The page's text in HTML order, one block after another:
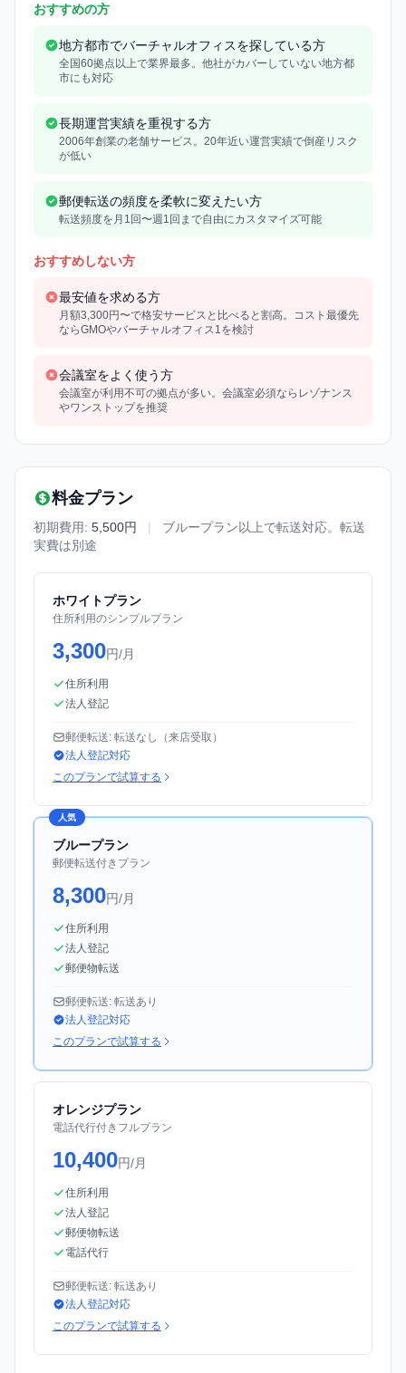
おすすめの方
地方都市でバーチャルオフィスを探している方
全国60拠点以上で業界最多。他社がカバーしていない地方都
市にも対応
長期運営実績を重視する方
2006年創業の老舗サービス。20年近い運営実績で倒産リスク
が低い
郵便転送の頻度を柔軟に変えたい方
転送頻度を月1回〜週1回まで自由にカスタマイズ可能
おすすめしない方
最安値を求める方
月額3,300円〜で格安サービスと比べると割高。コスト最優先
ならGMOやバーチャルオフィス1を検討
会議室をよく使う方
会議室が利用不可の拠点が多い。会議室必須ならレゾナンス
やワンストップを推奨
料金プラン
初期費用: 5,500円 |
ブループラン以上で転送対応。転送
実費は別途
ホワイトプラン
住所利用のシンプルプラン
3,300円/月
住所利用
法人登記
郵便転送: 転送なし（来店受取）
法人登記対応
このプランで試算する
人気
ブループラン
郵便転送付きプラン
8,300円/月
住所利用
法人登記
郵便物転送
郵便転送: 転送あり
法人登記対応
このプランで試算する
オレンジプラン
電話代行付きフルプラン
10,400円/月
住所利用
法人登記
郵便物転送
電話代行
郵便転送: 転送あり
法人登記対応
このプランで試算する